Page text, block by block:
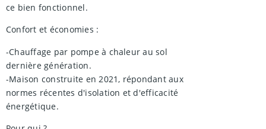
ce bien fonctionnel.
Confort et économies :
-Chauffage par pompe à chaleur au sol
dernière génération.
-Maison construite en 2021, répondant aux
normes récentes d'isolation et d'efficacité
énergétique.